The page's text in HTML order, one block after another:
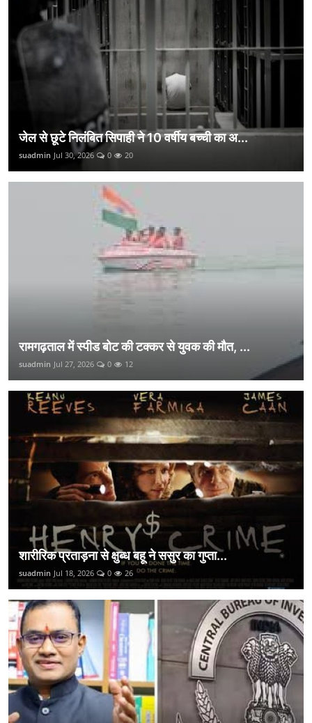
जेल से छूटे निलंबित सिपाही ने 10 वर्षीय बच्ची का अ...
suadmin Jul 30, 2026 0 20
रामगढ़ताल में स्पीड बोट की टक्कर से युवक की मौत, ...
suadmin Jul 27, 2026 0 12
शारीरिक प्रताड़ना से क्षुब्ध बहू ने ससुर का गुप्ता...
suadmin Jul 18, 2026 0 26